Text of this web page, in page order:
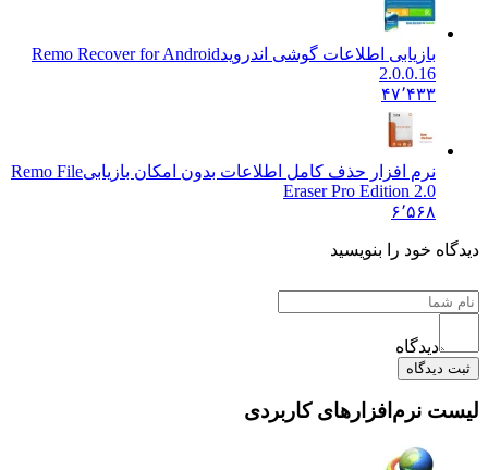
بازیابی اطلاعات گوشی اندرویدRemo Recover for Android
2.0.0.16
۴۷٬۴۳۳
نرم افزار حذف کامل اطلاعات بدون امکان بازیابیRemo File
Eraser Pro Edition 2.0
۶٬۵۶۸
دیدگاه خود را بنویسید
دیدگاه
ثبت دیدگاه
لیست نرم‌افزارهای کاربردی